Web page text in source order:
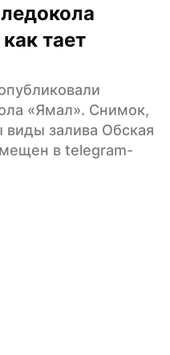
тает
«Ямал». Снимок,
виды залива Обская
в telegram-